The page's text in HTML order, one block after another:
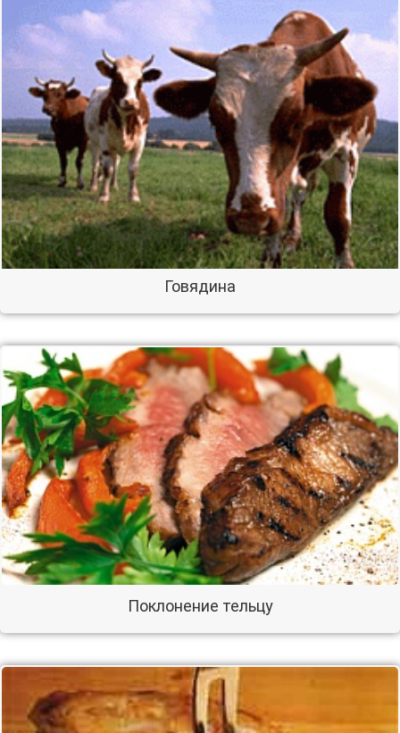
Говядина
Поклонение тельцу